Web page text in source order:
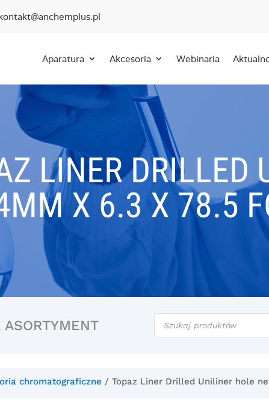
Aparatura Akcesoria Webinaria
LINER DRILLED
X 6.3 X 78.5
Wyszukiwarka
produktów
chromatograficzne / Topaz Liner Drilled Uniliner hole